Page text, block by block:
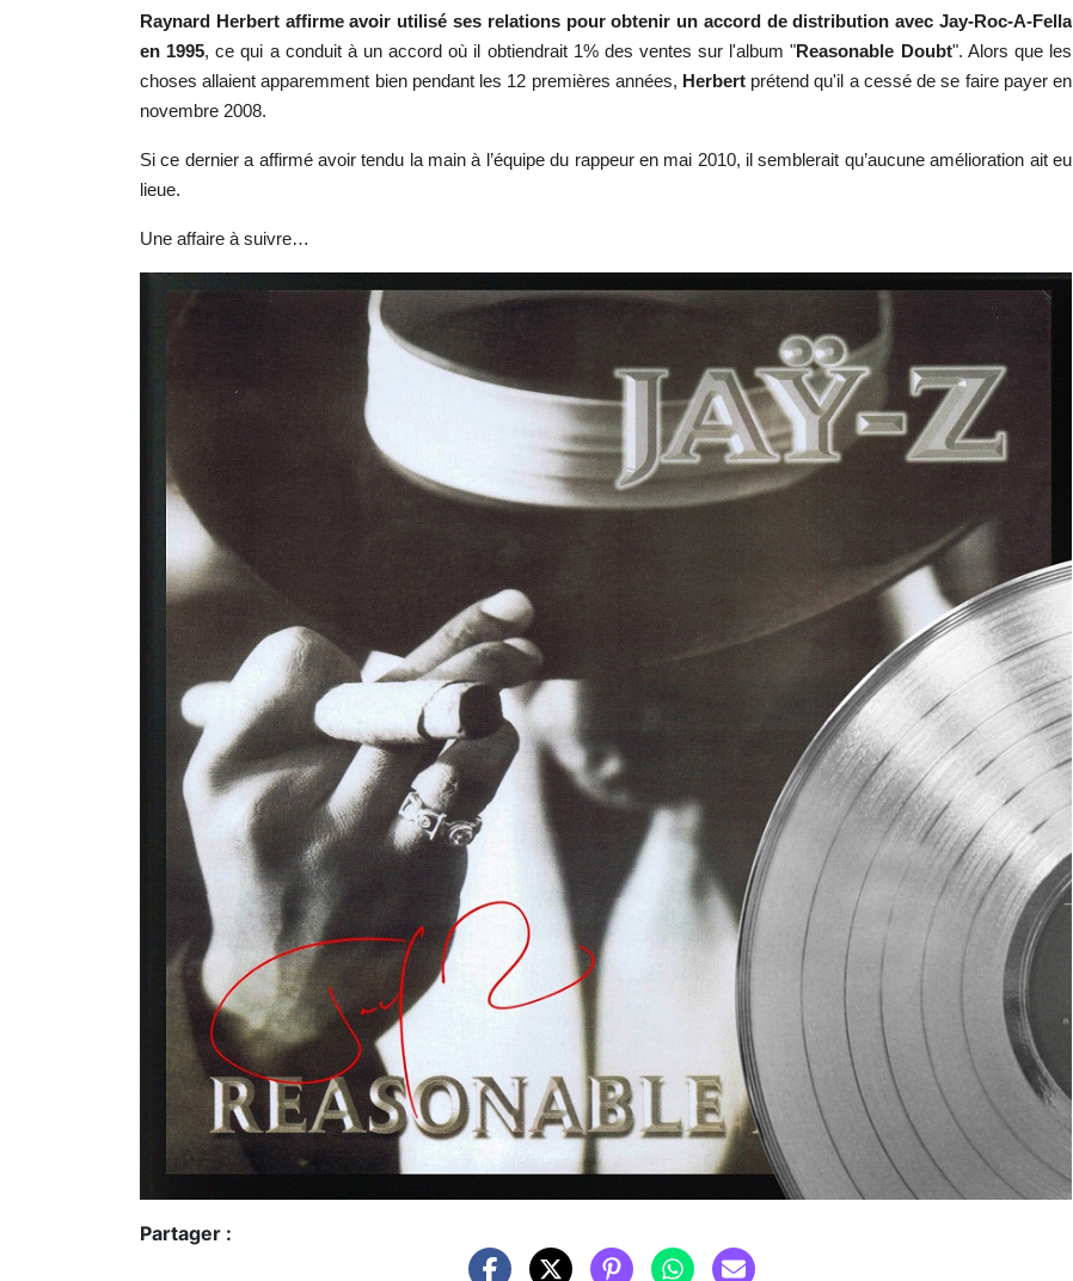
Raynard Herbert affirme avoir utilisé ses relations pour obtenir un accord de distribution avec Jay-Roc-A-Fella
en 1995, ce qui a conduit à un accord où il obtiendrait 1% des ventes sur l'album "Reasonable Doubt". Alors que les
choses allaient apparemment bien pendant les 12 premières années, Herbert prétend qu'il a cessé de se faire payer en
novembre 2008.
Si ce dernier a affirmé avoir tendu la main à l’équipe du rappeur en mai 2010, il semblerait qu’aucune amélioration ait eu
lieue.
Une affaire à suivre…
Partager :